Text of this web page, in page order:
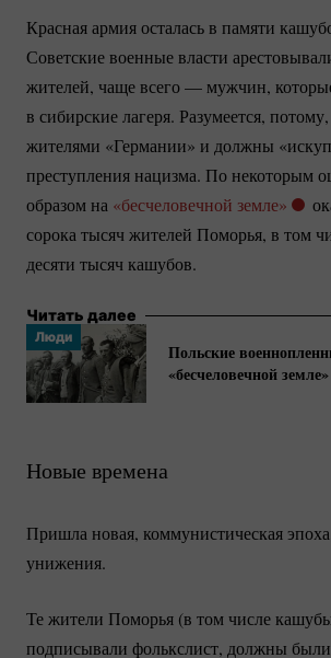
Красная армия осталась в памяти
Советские военные власти
жителей, чаще всего — мужчин,
в сибирские лагеря. Разумеется,
жителями «Германии» и должны
преступления нацизма. По некоторым
образом на «бесчеловечной земле»
сорока тысяч жителей Поморья, в том
десяти тысяч кашубов.
Читать далее
Люди
Польские
«бесчеловечной земле»
Новые времена
Пришла новая, коммунистическая
унижения.
Те жители Поморья (в том числе
подписывали фолькслист, должны были